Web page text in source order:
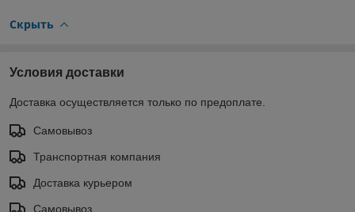
Скрыть
Условия доставки
Доставка осуществляется только по предоплате.
Самовывоз
Транспортная компания
Доставка курьером
Самовывоз